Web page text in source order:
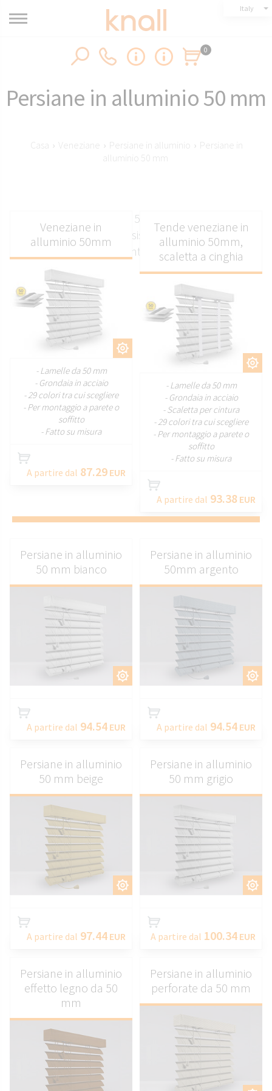
Italy
0
Persiane in alluminio 50 mm
Casa › Veneziane › Persiane in alluminio › Persiane in
alluminio 50 mm
Persiane in alluminio da 50 mm di Knall realizzate
su misura: eleganti, resistenti e perfettamente
montate.
PERSONALIZZARE
Veneziane in
alluminio 50mm
- Lamelle da 50 mm
- Grondaia in acciaio
- 29 colori tra cui scegliere
- Per montaggio a parete o
soffitto
- Fatto su misura
A partire dal 87.29 EUR
PERSONALIZZARE
Tende veneziane in
alluminio 50mm,
scaletta a cinghia
- Lamelle da 50 mm
- Grondaia in acciaio
- Scaletta per cintura
- 29 colori tra cui scegliere
- Per montaggio a parete o
soffitto
- Fatto su misura
A partire dal 93.38 EUR
Persiane in alluminio
50 mm bianco
A partire dal 94.54 EUR
PERSONALIZZARE
Persiane in alluminio
50mm argento
A partire dal 94.54 EUR
PERSONALIZZARE
Persiane in alluminio
50 mm beige
A partire dal 97.44 EUR
Persiane in alluminio
50 mm grigio
A partire dal 100.34 EUR
Persiane in alluminio
effetto legno da 50
mm
Persiane in alluminio
perforate da 50 mm